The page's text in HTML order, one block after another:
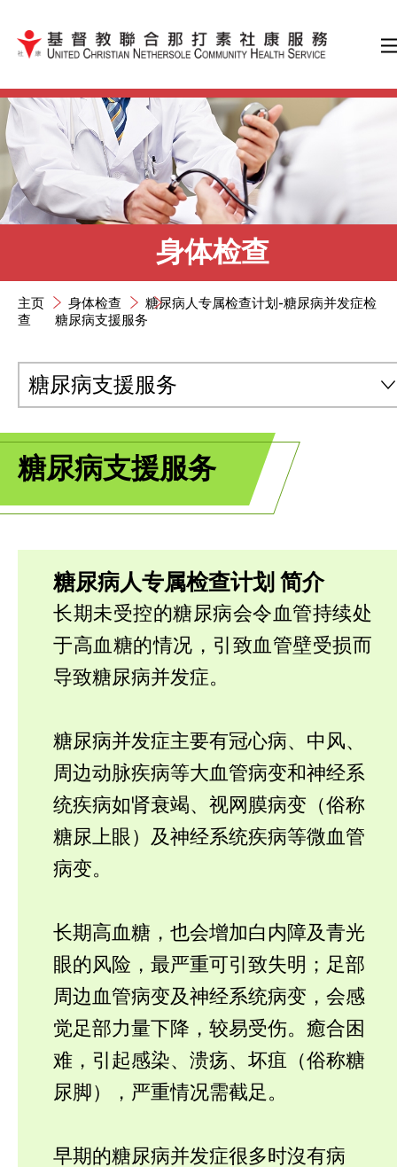
跳到内容（按输入键）
身体检查
主页 身体检查
糖尿病人专属检查计划-糖尿病并发症检
查
糖尿病支援服务
糖尿病支援服务
糖尿病支援服务
糖尿病人专属检查计划 简介
长期未受控的糖尿病会令血管持续处
于高血糖的情况，引致血管壁受损而
导致糖尿病并发症。
糖尿病并发症主要有冠心病、中风、
周边动脉疾病等大血管病变和神经系
统疾病如肾衰竭、视网膜病变（俗称
糖尿上眼）及神经系统疾病等微血管
病变。
长期高血糖，也会增加白内障及青光
眼的风险，最严重可引致失明；足部
周边血管病变及神经系统病变，会感
觉足部力量下降，较易受伤。癒合困
难，引起感染、溃疡、坏疽（俗称糖
尿脚），严重情况需截足。
早期的糖尿病并发症很多时沒有病